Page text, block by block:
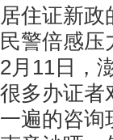
居住证新
民警倍感压
2月11日，
很多办证者
一遍的咨询